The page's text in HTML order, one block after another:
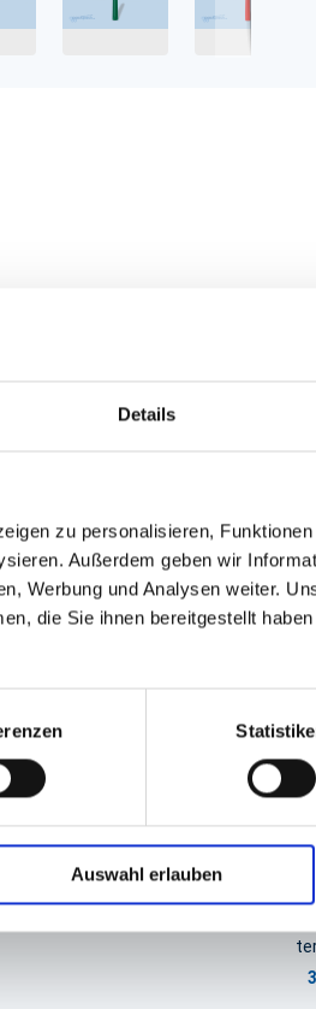
Details
zu personalisieren,
Außerdem geben wir
Werbung und Analysen weiter.
die Sie ihnen bereitgestellt
Auswahl erlauben
anders erscheinen als
packpack.de
Duni Kerzen,